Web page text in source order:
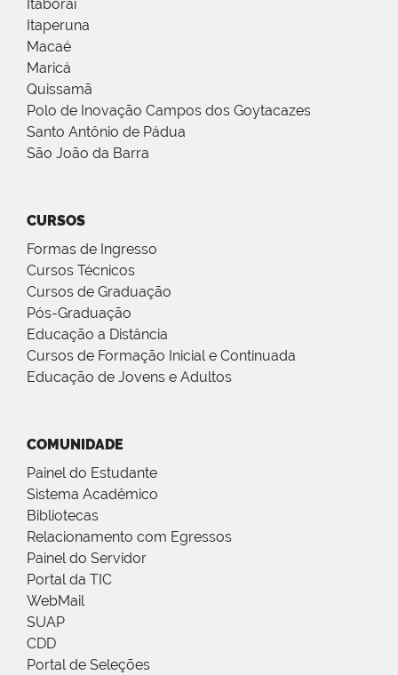
Itaboraí
Itaperuna
Macaé
Maricá
Quissamã
Polo de Inovação Campos dos Goytacazes
Santo Antônio de Pádua
São João da Barra
CURSOS
Formas de Ingresso
Cursos Técnicos
Cursos de Graduação
Pós-Graduação
Educação a Distância
Cursos de Formação Inicial e Continuada
Educação de Jovens e Adultos
COMUNIDADE
Painel do Estudante
Sistema Acadêmico
Bibliotecas
Relacionamento com Egressos
Painel do Servidor
Portal da TIC
WebMail
SUAP
CDD
Portal de Seleções